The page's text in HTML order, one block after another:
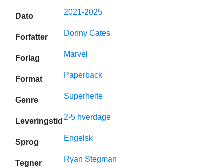
Dato 2021-2025
Forfatter Donny Cates
Forlag Marvel
Format Paperback
Genre Superhelte
Leveringstid 2-5 hverdage
Sprog Engelsk
Tegner Ryan Stegman